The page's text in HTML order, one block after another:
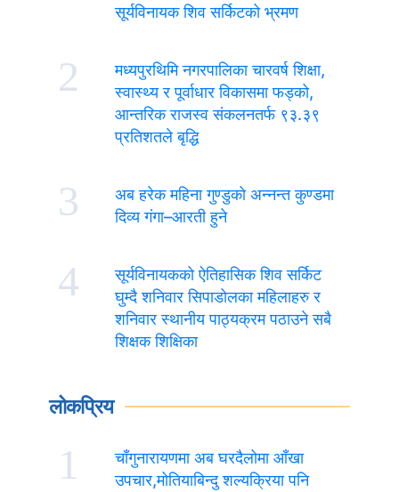
सूर्यविनायक शिव सर्किटको भ्रमण
2
मध्यपुरथिमि नगरपालिका चारवर्ष शिक्षा,
स्वास्थ्य र पूर्वाधार विकासमा फड्को,
आन्तरिक राजस्व संकलनतर्फ ९३.३९
प्रतिशतले बृद्धि
3
अब हरेक महिना गुण्डुको अन्नन्त कुण्डमा
दिव्य गंगा–आरती हुने
4
सूर्यविनायकको ऐतिहासिक शिव सर्किट
घुम्दै शनिवार सिपाडोलका महिलाहरु र
शनिवार स्थानीय पाठ्यक्रम पठाउने सबै
शिक्षक शिक्षिका
लोकप्रिय
1
चाँगुनारायणमा अब घरदैलोमा आँखा
उपचार,मोतियाबिन्दु शल्यक्रिया पनि